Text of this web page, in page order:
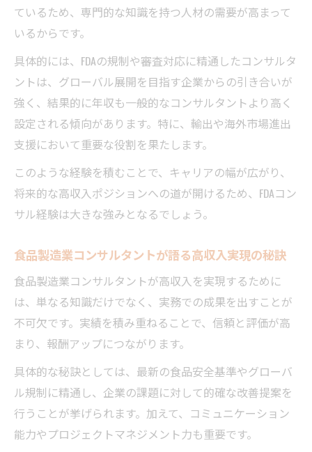
ているため、専門的な知識を持つ人材の需要が高まって
いるからです。
具体的には、FDAの規制や審査対応に精通したコンサルタ
ントは、グローバル展開を目指す企業からの引き合いが
強く、結果的に年収も一般的なコンサルタントより高く
設定される傾向があります。特に、輸出や海外市場進出
支援において重要な役割を果たします。
このような経験を積むことで、キャリアの幅が広がり、
将来的な高収入ポジションへの道が開けるため、FDAコン
サル経験は大きな強みとなるでしょう。
食品製造業コンサルタントが語る高収入実現の秘訣
食品製造業コンサルタントが高収入を実現するために
は、単なる知識だけでなく、実務での成果を出すことが
不可欠です。実績を積み重ねることで、信頼と評価が高
まり、報酬アップにつながります。
具体的な秘訣としては、最新の食品安全基準やグローバ
ル規制に精通し、企業の課題に対して的確な改善提案を
行うことが挙げられます。加えて、コミュニケーション
能力やプロジェクトマネジメント力も重要です。